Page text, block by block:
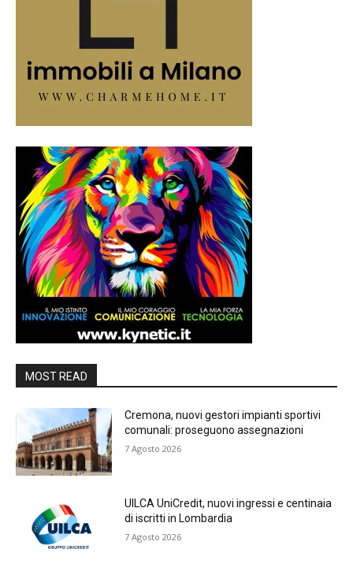
MOST READ
Cremona, nuovi gestori impianti sportivi
comunali: proseguono assegnazioni
7 Agosto 2026
UILCA UniCredit, nuovi ingressi e centinaia
di iscritti in Lombardia
7 Agosto 2026